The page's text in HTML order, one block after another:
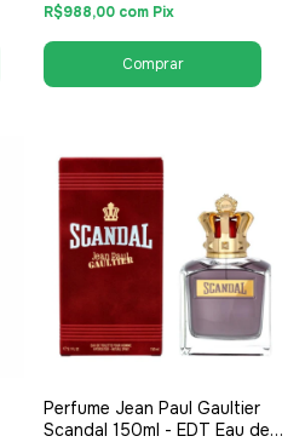
R$988,00 com Pix
Perfume Jean Paul Gaultier
Scandal 150ml - EDT Eau de